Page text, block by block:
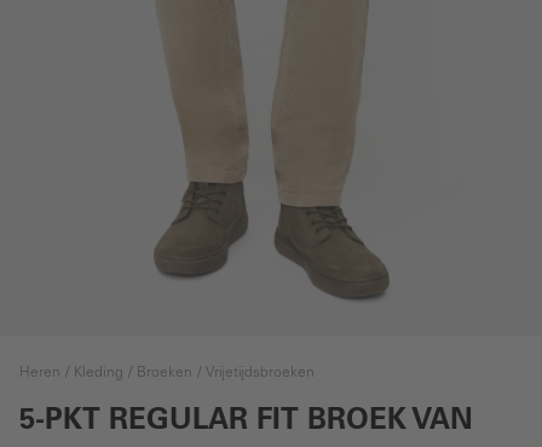
Heren Kleding Broeken Vrijetijdsbroeken
5-PKT REGULAR FIT BROEK VAN